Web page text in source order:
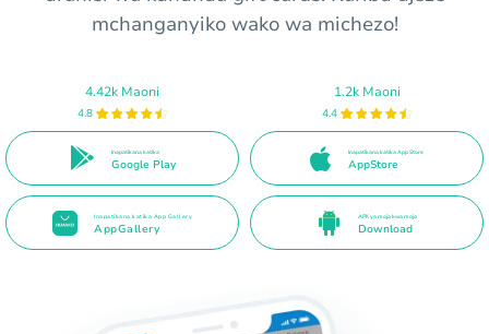
mchanganyiko wako wa michezo!
4.42k Maoni
4.8
Inapatikana katika
Google Play
1.2k Maoni
4.4
Inapatikana katika App Store
AppStore
Inapatikana katika App Gallery
AppGallery
APK ya moja kwa moja
Download